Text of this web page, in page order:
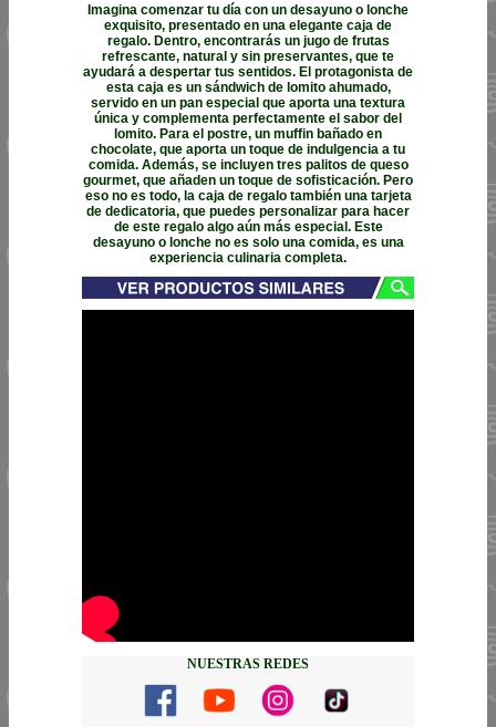
Imagina comenzar tu día con un desayuno o lonche
exquisito, presentado en una elegante caja de
regalo. Dentro, encontrarás un jugo de frutas
refrescante, natural y sin preservantes, que te
ayudará a despertar tus sentidos. El protagonista de
esta caja es un sándwich de lomito ahumado,
servido en un pan especial que aporta una textura
única y complementa perfectamente el sabor del
lomito. Para el postre, un muffin bañado en
chocolate, que aporta un toque de indulgencia a tu
comida. Además, se incluyen tres palitos de queso
gourmet, que añaden un toque de sofisticación. Pero
eso no es todo, la caja de regalo también una tarjeta
de dedicatoria, que puedes personalizar para hacer
de este regalo algo aún más especial. Este
desayuno o lonche no es solo una comida, es una
experiencia culinaria completa.
NUESTRAS REDES